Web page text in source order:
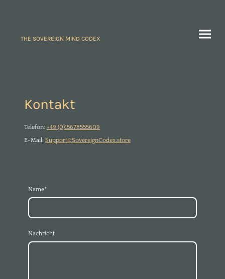
THE SOVEREIGN MIND CODEX
Kontakt
Telefon: +49 (0)15678555609
E-Mail: Support@SovereignCodex.store
Name*
Nachricht